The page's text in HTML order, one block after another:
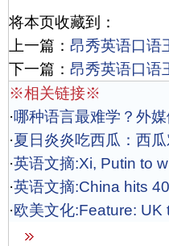
将本页收藏到：
上一篇： 昂秀英语口语
下一篇： 昂秀英语口语
※相关链接※
·哪种语言最难学？外媒
·夏日炎炎吃西瓜：西
·英语文摘:Xi, Putin to
·英语文摘:China hits
·欧美文化:Feature: UK